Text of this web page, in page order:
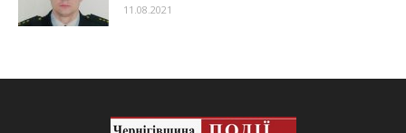
11.08.2021